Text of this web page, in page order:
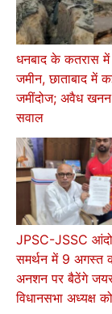
धनबाद के कतरास में
जमीन, छाताबाद में
जमींदोज; अवैध
सवाल
JPSC-JSSC
समर्थन में 9 अगस्त
अनशन पर बैठेंगे
विधानसभा अध्यक्ष